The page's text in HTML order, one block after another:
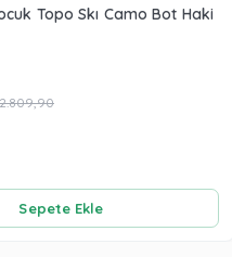
Topo Skı Camo Bot Haki
Sepete Ekle